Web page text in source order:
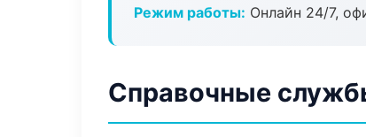
Режим работы: Онлайн 24/7,
Справочные